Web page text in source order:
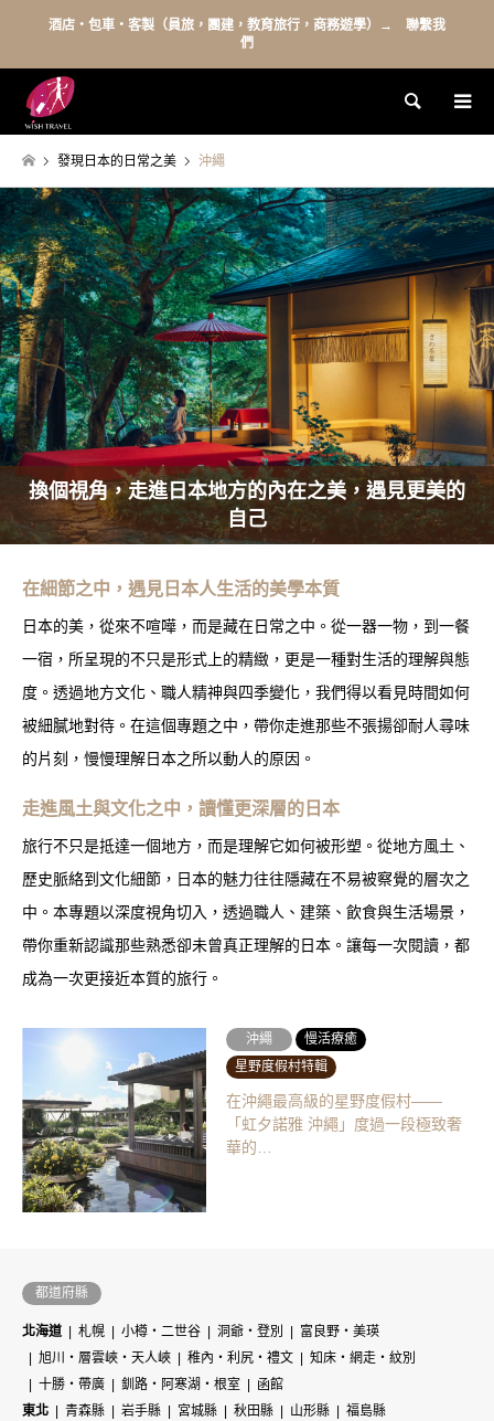
酒店・包車・客製（員旅，團建，教育旅行，商務遊學）→ 聯繫我
們
Search
發現日本的日常之美 沖繩
換個視角，走進日本地方的內在之美，遇見更美的
自己
在細節之中，遇見日本人生活的美學本質
日本的美，從來不喧嘩，而是藏在日常之中。從一器一物，到一餐
一宿，所呈現的不只是形式上的精緻，更是一種對生活的理解與態
度。透過地方文化、職人精神與四季變化，我們得以看見時間如何
被細膩地對待。在這個專題之中，帶你走進那些不張揚卻耐人尋味
的片刻，慢慢理解日本之所以動人的原因。
走進風土與文化之中，讀懂更深層的日本
旅行不只是抵達一個地方，而是理解它如何被形塑。從地方風土、
歷史脈絡到文化細節，日本的魅力往往隱藏在不易被察覺的層次之
中。本專題以深度視角切入，透過職人、建築、飲食與生活場景，
帶你重新認識那些熟悉卻未曾真正理解的日本。讓每一次閱讀，都
成為一次更接近本質的旅行。
沖繩
慢活療癒
星野度假村特輯
在沖繩最高級的星野度假村——
「虹夕諾雅 沖繩」度過一段極致奢
華的…
都道府縣
北海道 札幌 小樽・二世谷 洞爺・登別
富良野・美瑛
旭川・層雲峽・天人峽
稚內・利尻・禮文
知床・網走・紋別
十勝・帶廣
釧路・阿寒湖・根室
函館
東北
青森縣 岩手縣 宮城縣 秋田縣 山形縣
福島縣